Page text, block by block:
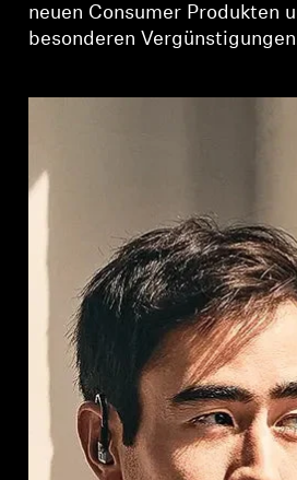
neuen Consumer Produkten
besonderen